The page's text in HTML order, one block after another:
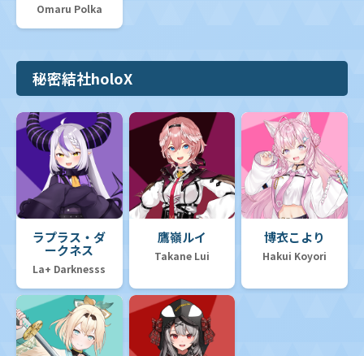
Omaru Polka
秘密結社holoX
ラプラス・ダ
ークネス
La+ Darknesss
鷹嶺ルイ
Takane Lui
博衣こより
Hakui Koyori